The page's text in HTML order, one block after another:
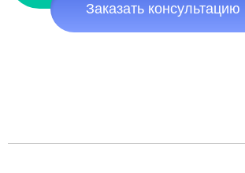
Заказать консультацию